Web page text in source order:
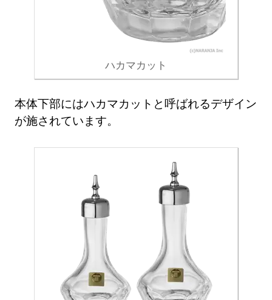
ハカマカット
本体下部にはハカマカットと呼ばれるデザイン
が施されています。